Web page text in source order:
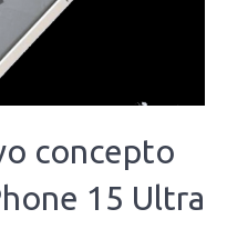
concepto
15 Ultra